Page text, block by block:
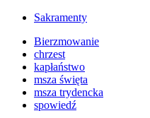
Sakramenty
Bierzmowanie
chrzest
kapłaństwo
msza święta
msza trydencka
spowiedź